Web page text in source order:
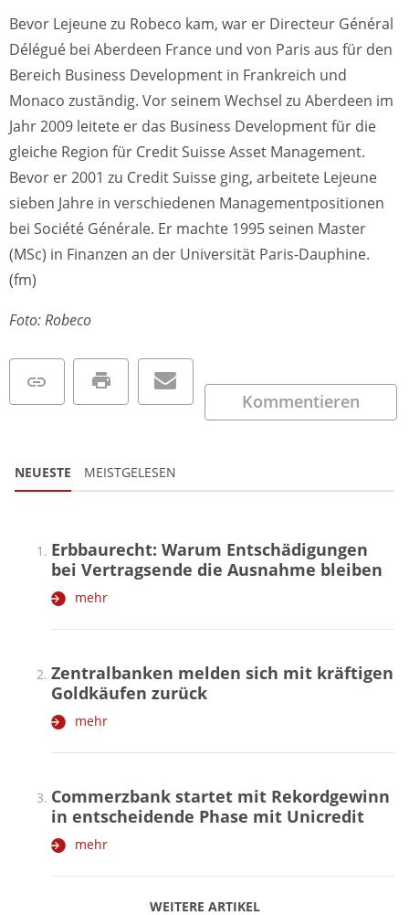
Bevor Lejeune zu Robeco kam, war er Directeur Général
Délégué bei Aberdeen France und von Paris aus für den
Bereich Business Development in Frankreich und
Monaco zuständig. Vor seinem Wechsel zu Aberdeen im
Jahr 2009 leitete er das Business Development für die
gleiche Region für Credit Suisse Asset Management.
Bevor er 2001 zu Credit Suisse ging, arbeitete Lejeune
sieben Jahre in verschiedenen Managementpositionen
bei Société Générale. Er machte 1995 seinen Master
(MSc) in Finanzen an der Universität Paris-Dauphine.
(fm)
Foto: Robeco
Kommentieren
NEUESTE MEISTGELESEN
WEITERE ARTIKEL
Erbbaurecht: Warum Entschädigungen
bei Vertragsende die Ausnahme bleiben
mehr
Zentralbanken melden sich mit kräftigen
Goldkäufen zurück
mehr
Commerzbank startet mit Rekordgewinn
in entscheidende Phase mit Unicredit
mehr